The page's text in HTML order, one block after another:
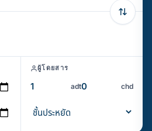
ผู้โดยสาร
adt chd